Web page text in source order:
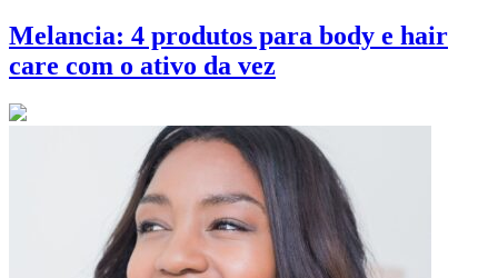
Melancia: 4 produtos para body e hair
care com o ativo da vez